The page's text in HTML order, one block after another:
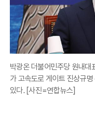
박광온 더불어민주당 원내대
가 고속도로 게이트 진상규
있다. [사진=연합뉴스]